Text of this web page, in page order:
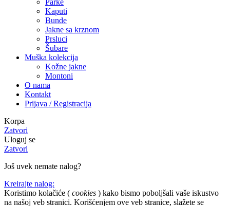
Parke
Kaputi
Bunde
Jakne sa krznom
Prsluci
Šubare
Muška kolekcija
Kožne jakne
Montoni
O nama
Kontakt
Prijava / Registracija
Korpa
Zatvori
Uloguj se
Zatvori
Još uvek nemate nalog?
Kreirajte nalog:
Koristimo kolačiće ( cookies ) kako bismo poboljšali vaše iskustvo
na našoj veb stranici. Korišćenjem ove veb stranice, slažete se